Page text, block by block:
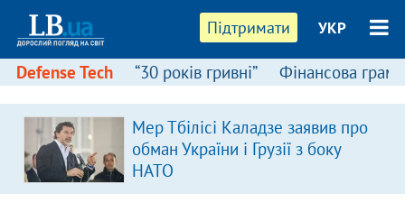
Підтримати УКР
Defense Tech “30 років гривні” Фінансова
Мер Тбілісі Каладзе заявив про
обман України і Грузії з боку
НАТО